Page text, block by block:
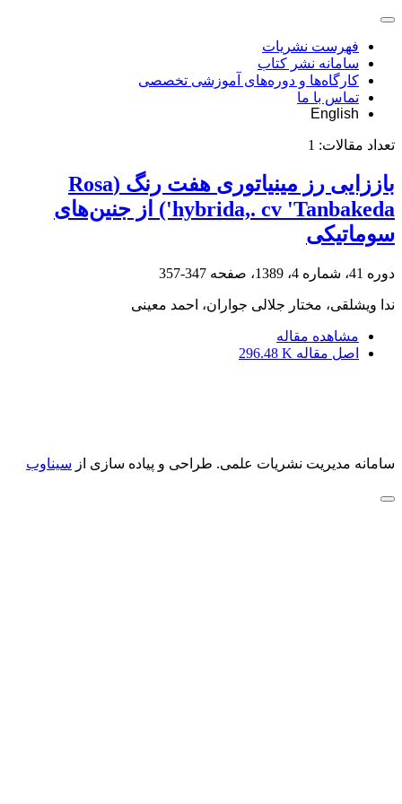
فهرست نشریات
سامانه نشر کتاب
کارگاه‌ها و دوره‌های آموزشی تخصصی
تماس با ما
English
تعداد مقالات: 1
باززایی رز مینیاتوری هفت رنگ (Rosa
hybrida,. cv 'Tanbakeda') از جنین‌های
سوماتیکی
دوره 41، شماره 4، 1389، صفحه 347-357
ندا ویشلقی، مختار جلالی جواران، احمد معینی
مشاهده مقاله
اصل مقاله 296.48 K
سامانه مدیریت نشریات علمی. طراحی و پیاده سازی از سیناوب